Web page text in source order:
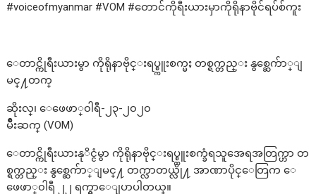
#voiceofmyanmar #VOM #တောင်ကိုရီးယားမှာကိုရိုနာဗိုင်ရပ်စ်ကူး
ေတာင္ကိုရီးယားမွာ ကိုရိုနာဗိုင္းရပ္စ္ကူးစက္မႈ တစ္ရက္တည္း နွစ္ဆေက်ာ္ျ
မင္႔တက္
ဆိုးလ္၊ ေဖေဖာ္၀ါရီ-၂၃-၂၀၂၀
မ်ိဳးဆက္ (VOM)
ေတာင္ကိုရီးယားနုိင္ငံမွာ ကိုရိုနာဗိုင္းရပ္စ္ကူးစက္ခံရသူအေရအတြက္ဟာ တ
စ္ရက္တည္း နွစ္ဆေက်ာ္ျမင္႔ တက္လာတယ္လို႔ အာဏာပိုင္ေတြက ေ
ဖေဖာ္၀ါရီ ၂၂ ရက္မွာေျပာပါတယ္။